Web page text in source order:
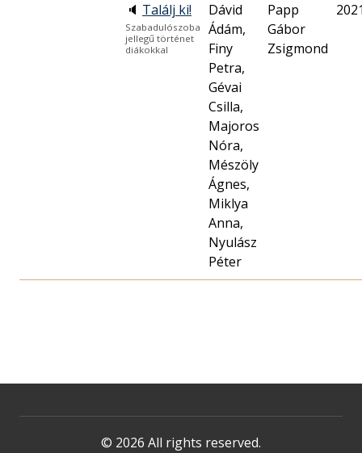
🔈 Találj ki!
Szabadulószoba
jellegű történet
diákokkal
Dávid
Ádám,
Finy
Petra,
Gévai
Csilla,
Majoros
Nóra,
Mészöly
Ágnes,
Miklya
Anna,
Nyulász
Péter
Papp
Gábor
Zsigmond
© 2026 All rights reserved.